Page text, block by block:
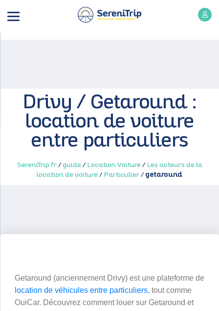
Drivy / Getaround :
location de voiture
entre particuliers
SereniTrip.fr/guide / Location Voiture / Les acteurs de la
location de voiture / Particulier / getaround
Getaround (anciennement Drivy) est une plateforme de
location de véhicules entre particuliers, tout comme
OuiCar. Découvrez comment louer sur Getaround et